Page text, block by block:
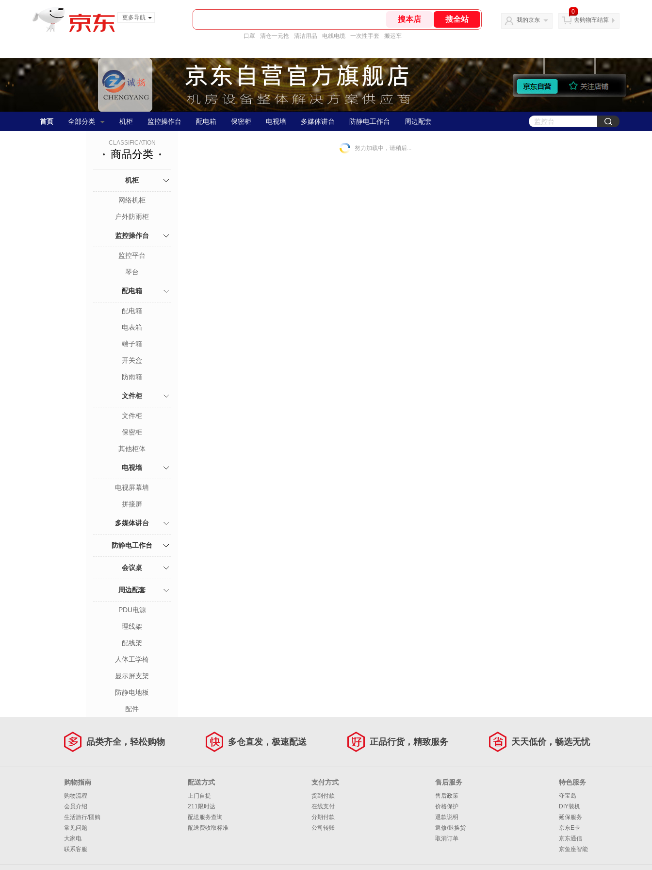
更多导航
口罩 清仓一元抢 清洁用品 电线电缆 一次性手套 搬运车
我的京东
0
去购物车结算
首页 全部分类 机柜 监控操作台 配电箱 保密柜 电视墙 多媒体讲台 防静电工作台 周边配套
CLASSIFICATION
商品分类
机柜
网络机柜
户外防雨柜
监控操作台
监控平台
琴台
配电箱
配电箱
电表箱
端子箱
开关盒
防雨箱
文件柜
文件柜
保密柜
其他柜体
电视墙
电视屏幕墙
拼接屏
多媒体讲台
防静电工作台
会议桌
周边配套
PDU电源
理线架
配线架
人体工学椅
显示屏支架
防静电地板
配件
努力加载中，请稍后...
品类齐全，轻松购物 多仓直发，极速配送 正品行货，精致服务 天天低价，畅选无忧
购物指南
购物流程
会员介绍
生活旅行/团购
常见问题
大家电
联系客服
配送方式
上门自提
211限时达
配送服务查询
配送费收取标准
支付方式
货到付款
在线支付
分期付款
公司转账
售后服务
售后政策
价格保护
退款说明
返修/退换货
取消订单
特色服务
夺宝岛
DIY装机
延保服务
京东E卡
京东通信
京鱼座智能